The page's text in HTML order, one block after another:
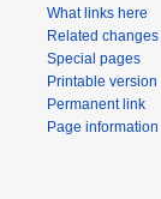
What links here
Related changes
Special pages
Printable version
Permanent link
Page information